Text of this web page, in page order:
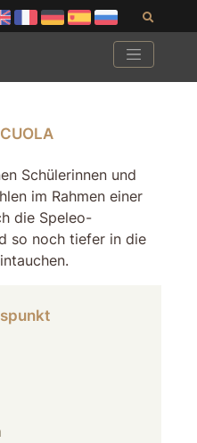
Schülerinnen und
im Rahmen einer
die Speleo-
so noch tiefer in die